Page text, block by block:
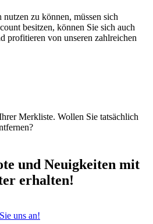
zu können, müssen sich
besitzen, können Sie sich auch
profitieren von unseren zahlreichen
Merkliste. Wollen Sie tatsächlich
und Neuigkeiten mit
erhalten!
uns an!